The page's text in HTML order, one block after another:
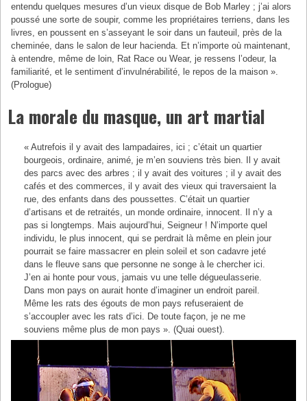
entendu quelques mesures d’un vieux disque de Bob Marley ; j’ai alors
poussé une sorte de soupir, comme les propriétaires terriens, dans les
livres, en poussent en s’asseyant le soir dans un fauteuil, près de la
cheminée, dans le salon de leur hacienda. Et n’importe où maintenant,
à entendre, même de loin, Rat Race ou Wear, je ressens l’odeur, la
familiarité, et le sentiment d’invulnérabilité, le repos de la maison ».
(Prologue)
La morale du masque, un art martial
« Autrefois il y avait des lampadaires, ici ; c’était un quartier
bourgeois, ordinaire, animé, je m’en souviens très bien. Il y avait
des parcs avec des arbres ; il y avait des voitures ; il y avait des
cafés et des commerces, il y avait des vieux qui traversaient la
rue, des enfants dans des poussettes. C’était un quartier
d’artisans et de retraités, un monde ordinaire, innocent. Il n’y a
pas si longtemps. Mais aujourd’hui, Seigneur ! N’importe quel
individu, le plus innocent, qui se perdrait là même en plein jour
pourrait se faire massacrer en plein soleil et son cadavre jeté
dans le fleuve sans que personne ne songe à le chercher ici.
J’en ai honte pour vous, jamais vu une telle dégueulasserie.
Dans mon pays on aurait honte d’imaginer un endroit pareil.
Même les rats des égouts de mon pays refuseraient de
s’accoupler avec les rats d’ici. De toute façon, je ne me
souviens même plus de mon pays ». (Quai ouest).